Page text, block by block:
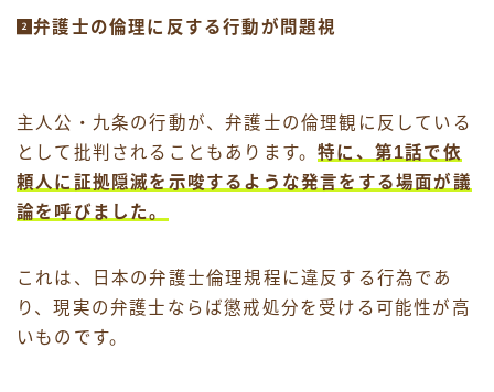
弁護士の倫理に反する行動が問題視
主人公・九条の行動が、弁護士の倫理観に反している
として批判されることもあります。特に、第1話で依
頼人に証拠隠滅を示唆するような発言をする場面が議
論を呼びました。
これは、日本の弁護士倫理規程に違反する行為であ
り、現実の弁護士ならば懲戒処分を受ける可能性が高
いものです。